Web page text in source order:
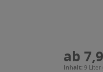
ab
Inhalt: 9 Liter